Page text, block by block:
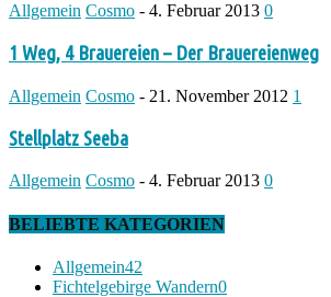
Allgemein Cosmo - 4. Februar 2013 0
1 Weg, 4 Brauereien – Der Brauereienweg
Allgemein Cosmo - 21. November 2012 1
Stellplatz Seeba
Allgemein Cosmo - 4. Februar 2013 0
BELIEBTE KATEGORIEN
Allgemein42
Fichtelgebirge Wandern0